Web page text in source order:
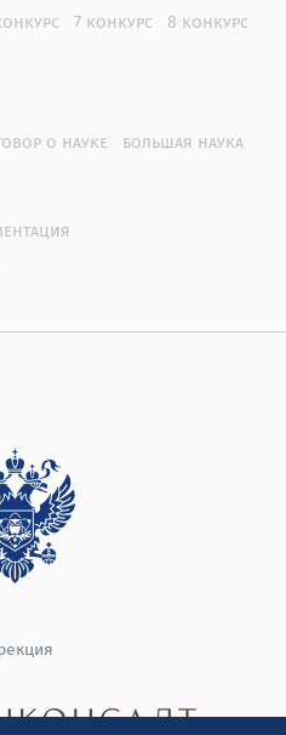
7 конкурс
8 конкурс
о науке большая наука